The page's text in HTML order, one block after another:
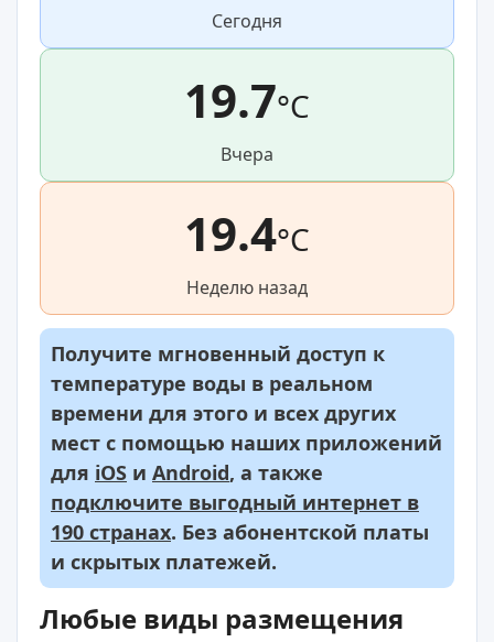
Сегодня
19.7°C
Вчера
19.4°C
Неделю назад
Получите мгновенный доступ к
температуре воды в реальном
времени для этого и всех других
мест с помощью наших приложений
для iOS и Android, а также
подключите выгодный интернет в
190 странах. Без абонентской платы
и скрытых платежей.
Любые виды размещения